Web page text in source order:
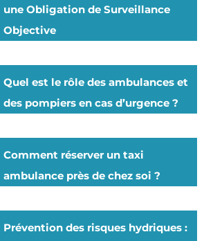
une Obligation de Surveillance
Objective
Quel est le rôle des ambulances et
des pompiers en cas d’urgence ?
Comment réserver un taxi
ambulance près de chez soi ?
Prévention des risques hydriques :